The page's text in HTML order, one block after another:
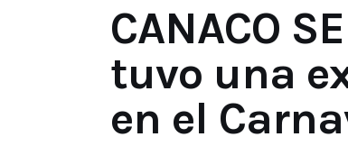
CANACO
tuvo una
en el